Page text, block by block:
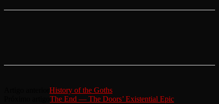
History of the Goths
The End — The Doors’ Existential Epic